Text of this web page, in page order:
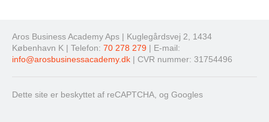
Aros Business Academy Aps | Kuglegårdsvej 2, 1434
København K | Telefon: 70 278 279 | E-mail:
info@arosbusinessacademy.dk | CVR nummer: 31754496
Dette site er beskyttet af reCAPTCHA, og Googles